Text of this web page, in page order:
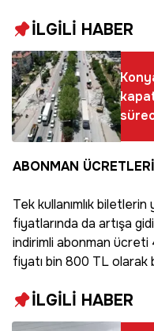
İLGİLİ HABER
ABONMAN
Tek kullanımlık biletlerin
fiyatlarında da artışa
indirimli abonman
fiyatı bin 800 TL olarak
İLGİLİ HABER